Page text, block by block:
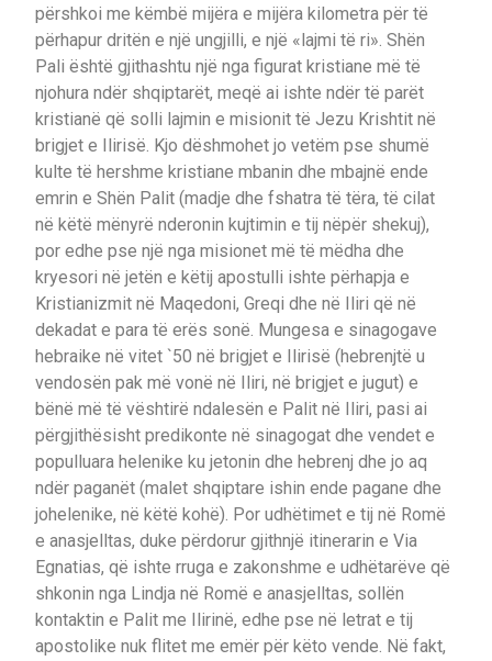
përshkoi me këmbë mijëra e mijëra kilometra për të
përhapur dritën e një ungjilli, e një «lajmi të ri». Shën
Pali është gjithashtu një nga figurat kristiane më të
njohura ndër shqiptarët, meqë ai ishte ndër të parët
kristianë që solli lajmin e misionit të Jezu Krishtit në
brigjet e Ilirisë. Kjo dëshmohet jo vetëm pse shumë
kulte të hershme kristiane mbanin dhe mbajnë ende
emrin e Shën Palit (madje dhe fshatra të tëra, të cilat
në këtë mënyrë nderonin kujtimin e tij nëpër shekuj),
por edhe pse një nga misionet më të mëdha dhe
kryesori në jetën e këtij apostulli ishte përhapja e
Kristianizmit në Maqedoni, Greqi dhe në Iliri që në
dekadat e para të erës sonë. Mungesa e sinagogave
hebraike në vitet `50 në brigjet e Ilirisë (hebrenjtë u
vendosën pak më vonë në Iliri, në brigjet e jugut) e
bënë më të vështirë ndalesën e Palit në Iliri, pasi ai
përgjithësisht predikonte në sinagogat dhe vendet e
populluara helenike ku jetonin dhe hebrenj dhe jo aq
ndër paganët (malet shqiptare ishin ende pagane dhe
johelenike, në këtë kohë). Por udhëtimet e tij në Romë
e anasjelltas, duke përdorur gjithnjë itinerarin e Via
Egnatias, që ishte rruga e zakonshme e udhëtarëve që
shkonin nga Lindja në Romë e anasjelltas, sollën
kontaktin e Palit me Ilirinë, edhe pse në letrat e tij
apostolike nuk flitet me emër për këto vende. Në fakt,